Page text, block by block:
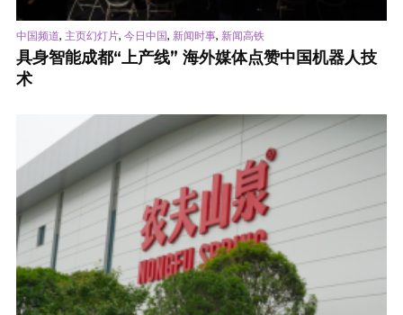
中国频道, 主页幻灯片, 今日中国, 新闻时事, 新闻高铁
具身智能成都“上产线” 海外媒体点赞中国机器人技
术